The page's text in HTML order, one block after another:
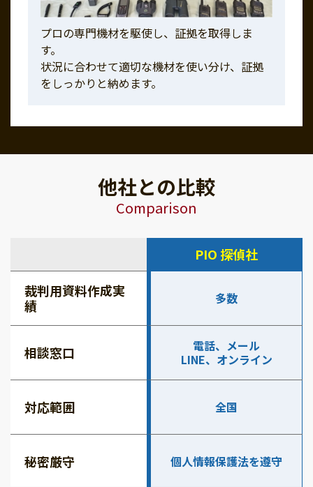
プロの専門機材を駆使し、証拠を取得しま
す。
状況に合わせて適切な機材を使い分け、証拠
をしっかりと納めます。
他社との比較
Comparison
PIO 探偵社
裁判用資料作成実
績
多数
相談窓口
電話、メール
LINE、オンライン
対応範囲 全国
秘密厳守 個人情報保護法を遵守